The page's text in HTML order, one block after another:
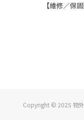
【維修／保
Copyright © 2025 物外